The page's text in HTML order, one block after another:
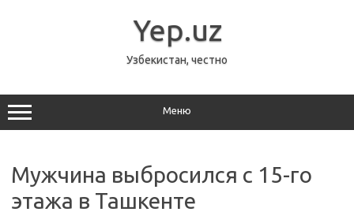
Yep.uz
Узбекистан, честно
Меню
Мужчина выбросился с 15-го
этажа в Ташкенте